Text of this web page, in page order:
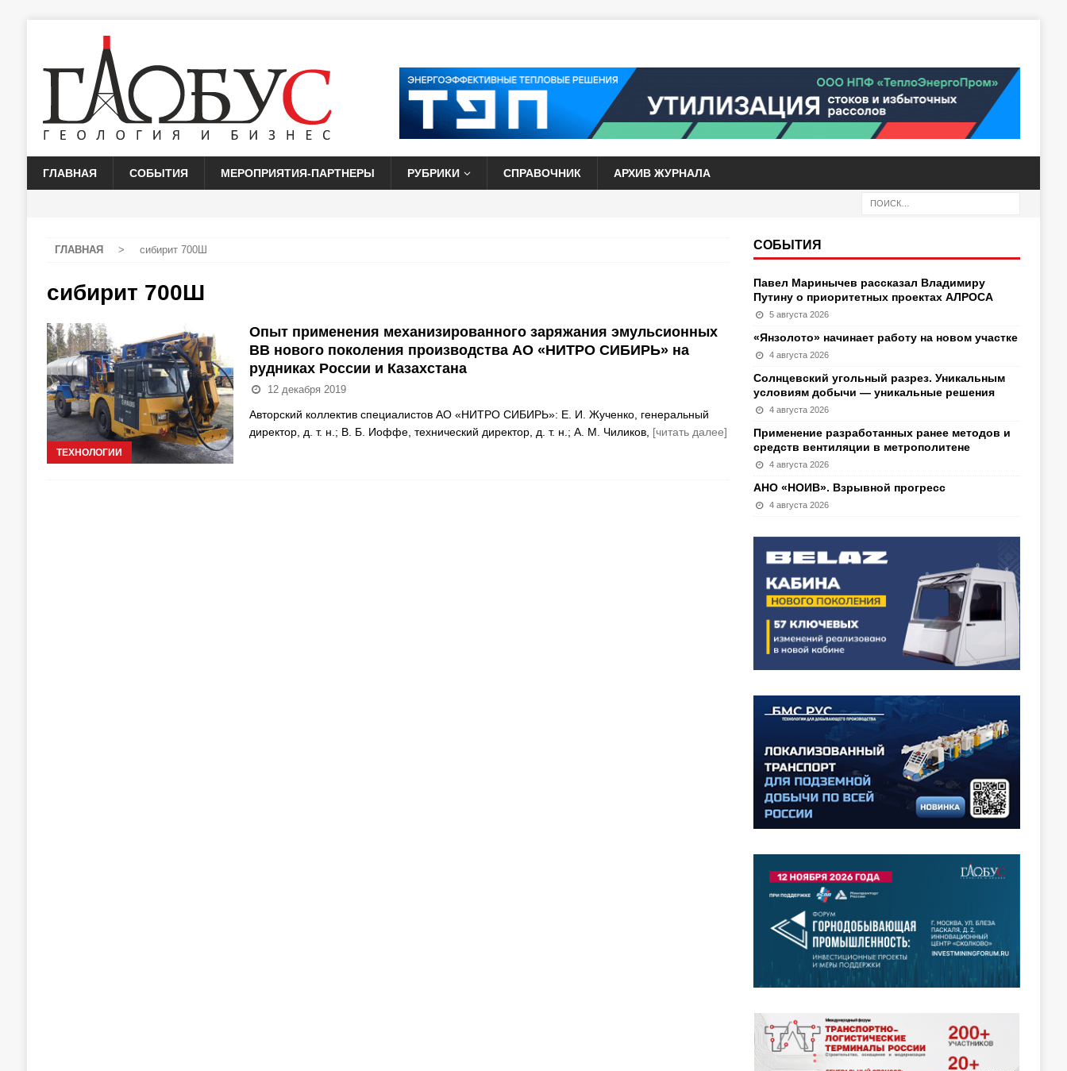
ГЛАВНАЯ СОБЫТИЯ МЕРОПРИЯТИЯ-ПАРТНЕРЫ РУБРИКИ СПРАВОЧНИК АРХИВ ЖУРНАЛА
ГЛАВНАЯ > сибирит 700Ш
сибирит 700Ш
ТЕХНОЛОГИИ
Опыт применения механизированного заряжания эмульсионных
ВВ нового поколения производства АО «НИТРО СИБИРЬ» на
рудниках России и Казахстана
12 декабря 2019
Авторский коллектив специалистов АО «НИТРО СИБИРЬ»: Е. И. Жученко, генеральный
директор, д. т. н.; В. Б. Иоффе, технический директор, д. т. н.; А. М. Чиликов, [читать далее]
СОБЫТИЯ
Павел Маринычев рассказал Владимиру
Путину о приоритетных проектах АЛРОСА
5 августа 2026
«Янзолото» начинает работу на новом участке
4 августа 2026
Солнцевский угольный разрез. Уникальным
условиям добычи — уникальные решения
4 августа 2026
Применение разработанных ранее методов и
средств вентиляции в метрополитене
4 августа 2026
АНО «НОИВ». Взрывной прогресс
4 августа 2026